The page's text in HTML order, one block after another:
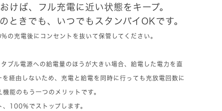
けば、フル充電に近い状態をキープ。
ときでも、いつでもスタンバイOKです。
の充電後にコンセントを抜いて保管してください。
ブル電源への給電量のほうが大きい場合、給電した電力を直
経由しないため、充電と給電を同時に行っても充放電回数に
能のもう一つのメリットです。
100%でストップします。